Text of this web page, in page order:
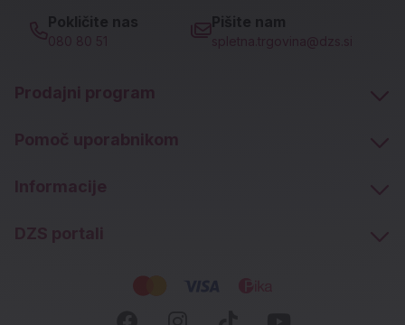
Pokličite nas
080 80 51
Pišite nam
spletna.trgovina@dzs.si
Prodajni program
Pomoč uporabnikom
Informacije
DZS portali